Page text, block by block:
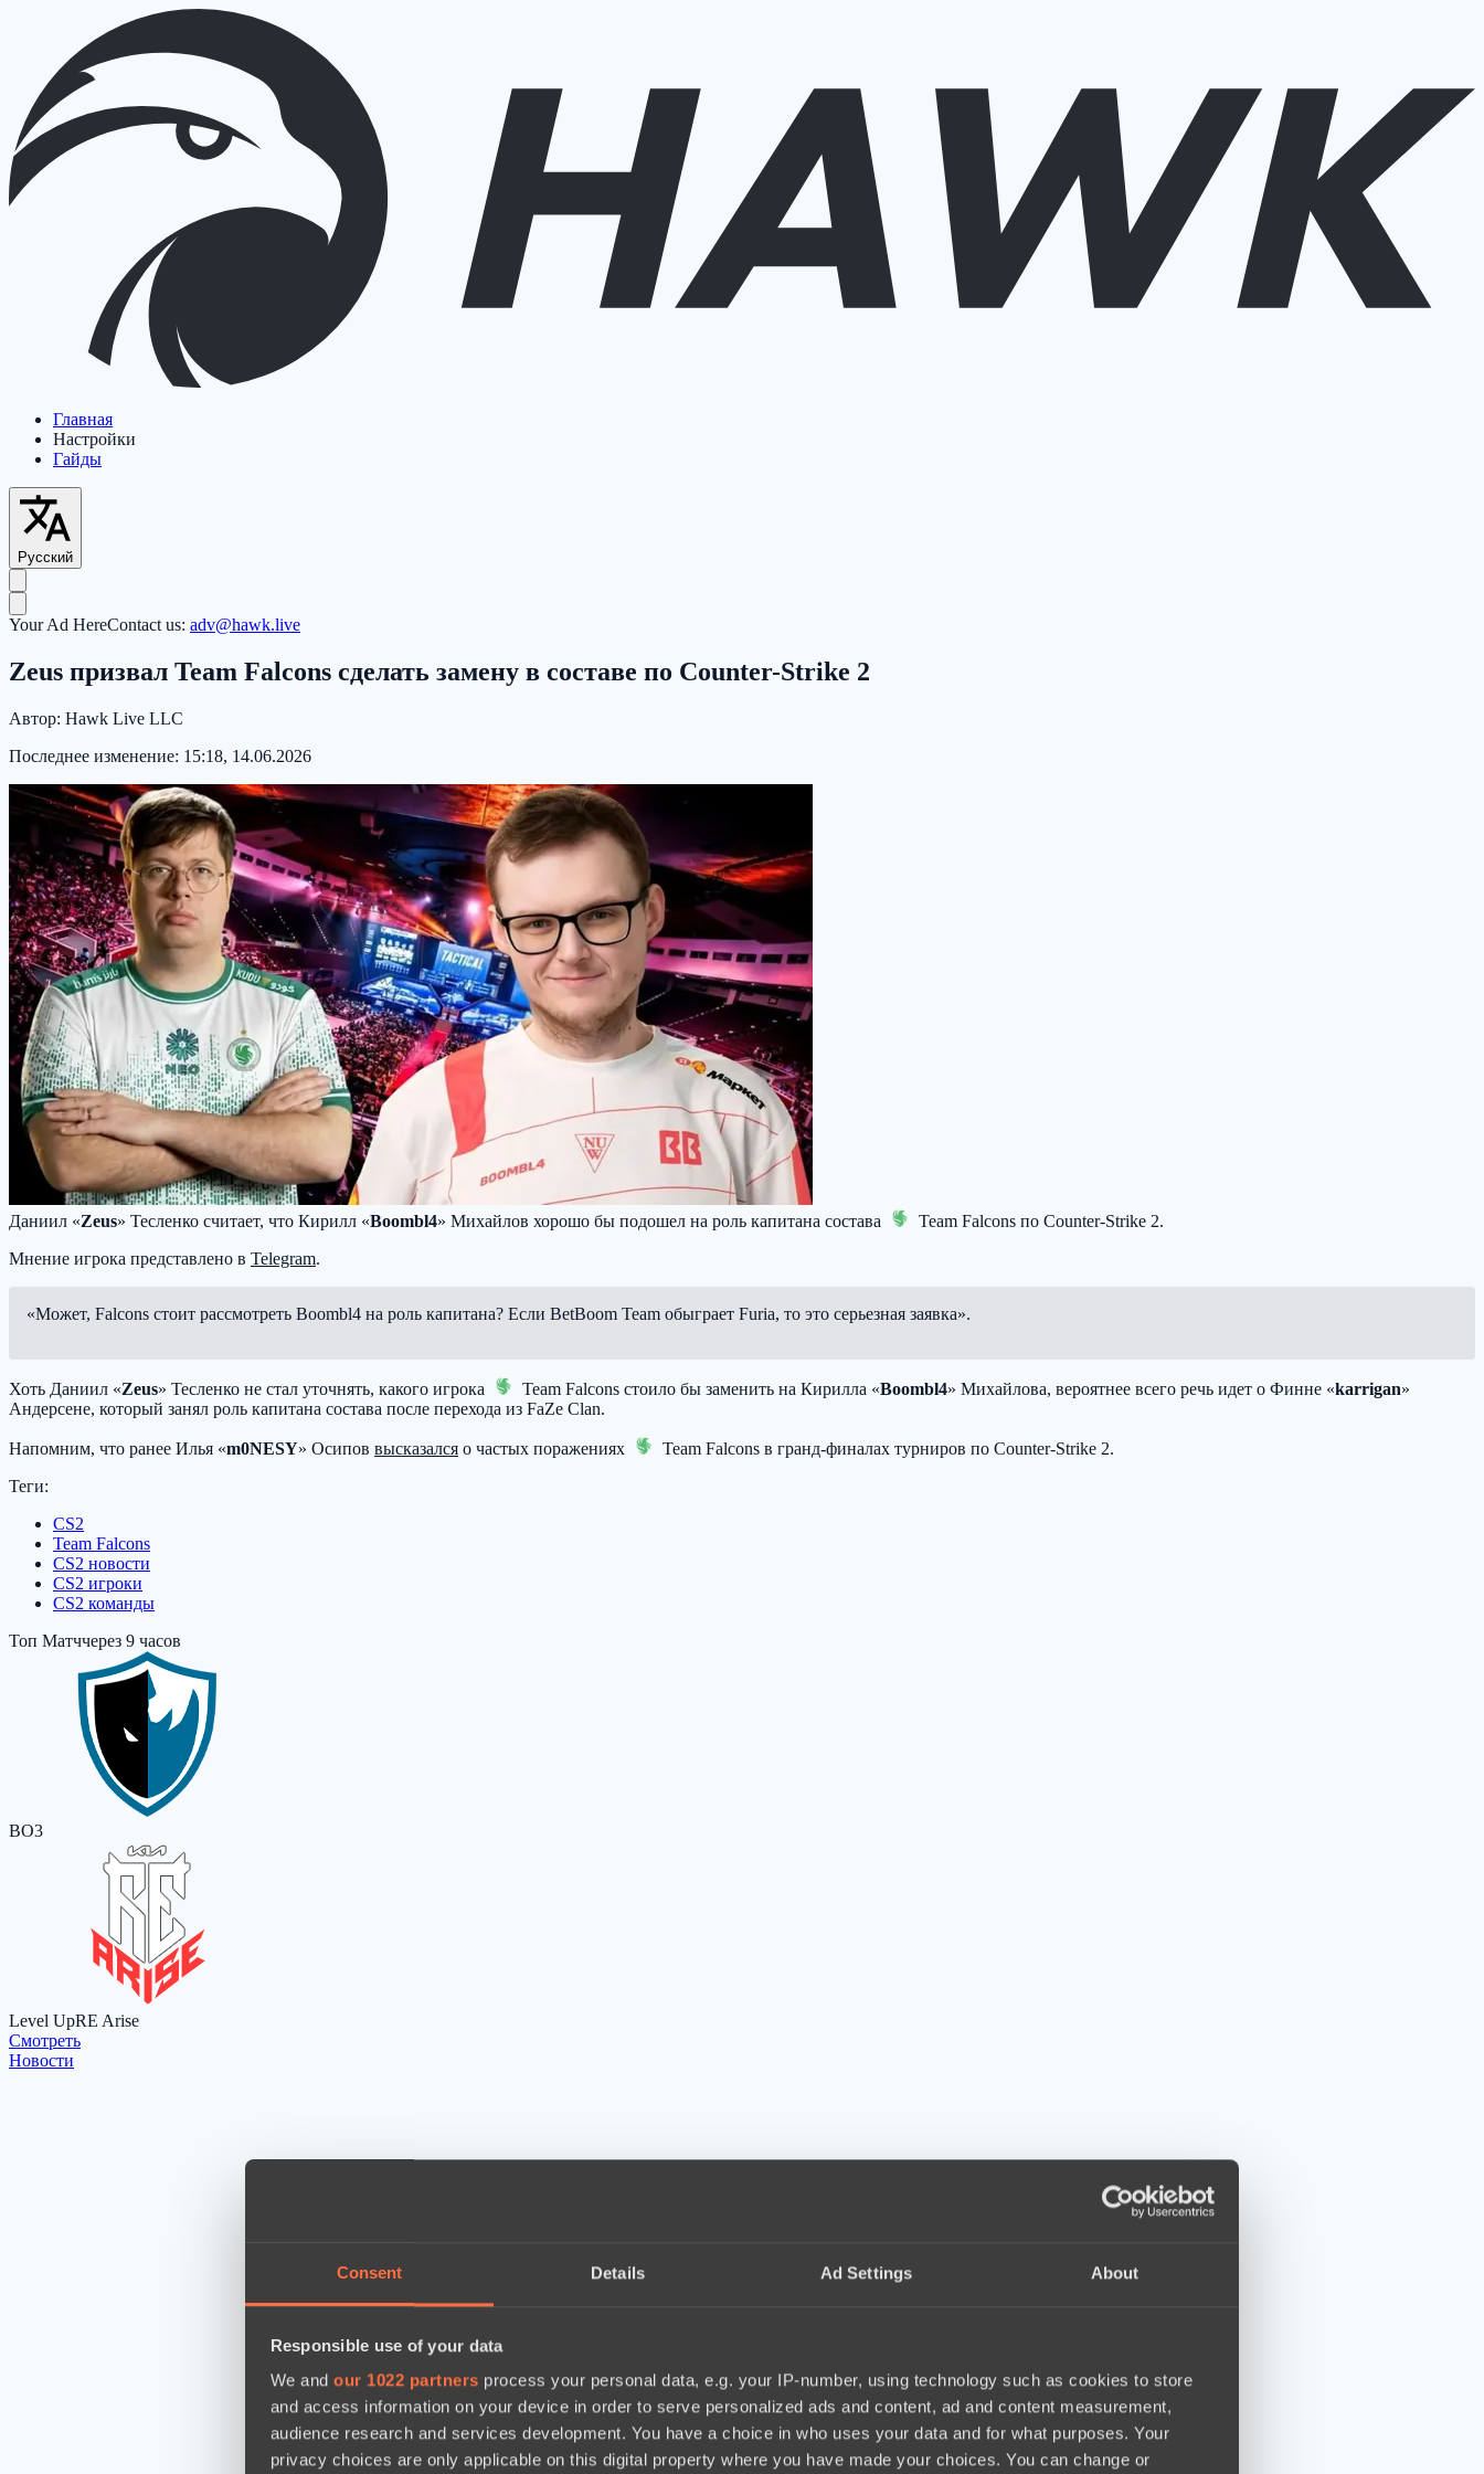
Consent Details Ad Settings About
Responsible use of your data
We and our 1022 partners process your personal data, e.g. your IP-number, using technology such as cookies to store
and access information on your device in order to serve personalized ads and content, ad and content measurement,
audience research and services development. You have a choice in who uses your data and for what purposes. Your
privacy choices are only applicable on this digital property where you have made your choices. You can change or
Главная
Настройки
Гайды
Русский
Your Ad HereContact us: adv@hawk.live
Zeus призвал Team Falcons сделать замену в составе по Counter-Strike 2
Автор: Hawk Live LLC
Последнее изменение: 15:18, 14.06.2026
Даниил «Zeus» Тесленко считает, что Кирилл «Boombl4» Михайлов хорошо бы подошел на роль капитана состава Team Falcons по Counter-Strike 2.
Мнение игрока представлено в Telegram.
«Может, Falcons стоит рассмотреть Boombl4 на роль капитана? Если BetBoom Team обыграет Furia, то это серьезная заявка».
Хоть Даниил «Zeus» Тесленко не стал уточнять, какого игрока Team Falcons стоило бы заменить на Кирилла «Boombl4» Михайлова, вероятнее всего речь идет о Финне «karrigan»
Андерсене, который занял роль капитана состава после перехода из FaZe Clan.
Напомним, что ранее Илья «m0NESY» Осипов высказался о частых поражениях Team Falcons в гранд-финалах турниров по Counter-Strike 2.
Теги:
CS2
Team Falcons
CS2 новости
CS2 игроки
CS2 команды
Топ Матччерез 9 часов
BO3
Level UpRE Arise
Cмотреть
Новости